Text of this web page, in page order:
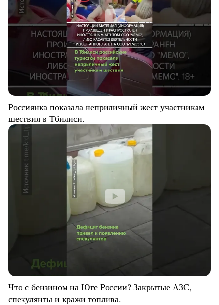
Россиянка показала неприличный жест участникам
шествия в Тбилиси.
Что с бензином на Юге России? Закрытые АЗС,
спекулянты и кражи топлива.